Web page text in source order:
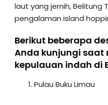
laut yang jernih, Belitung
pengalaman island
Berikut beberapa
Anda kunjungi saat
kepulauan indah di
Pulau Buku Limau